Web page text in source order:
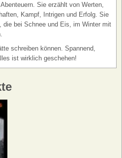
Sie erzählt von Werten,
Kampf, Intrigen und Erfolg. Sie
die bei Schnee und Eis, im Winter mit
schreiben können. Spannend,
ist wirklich geschehen!